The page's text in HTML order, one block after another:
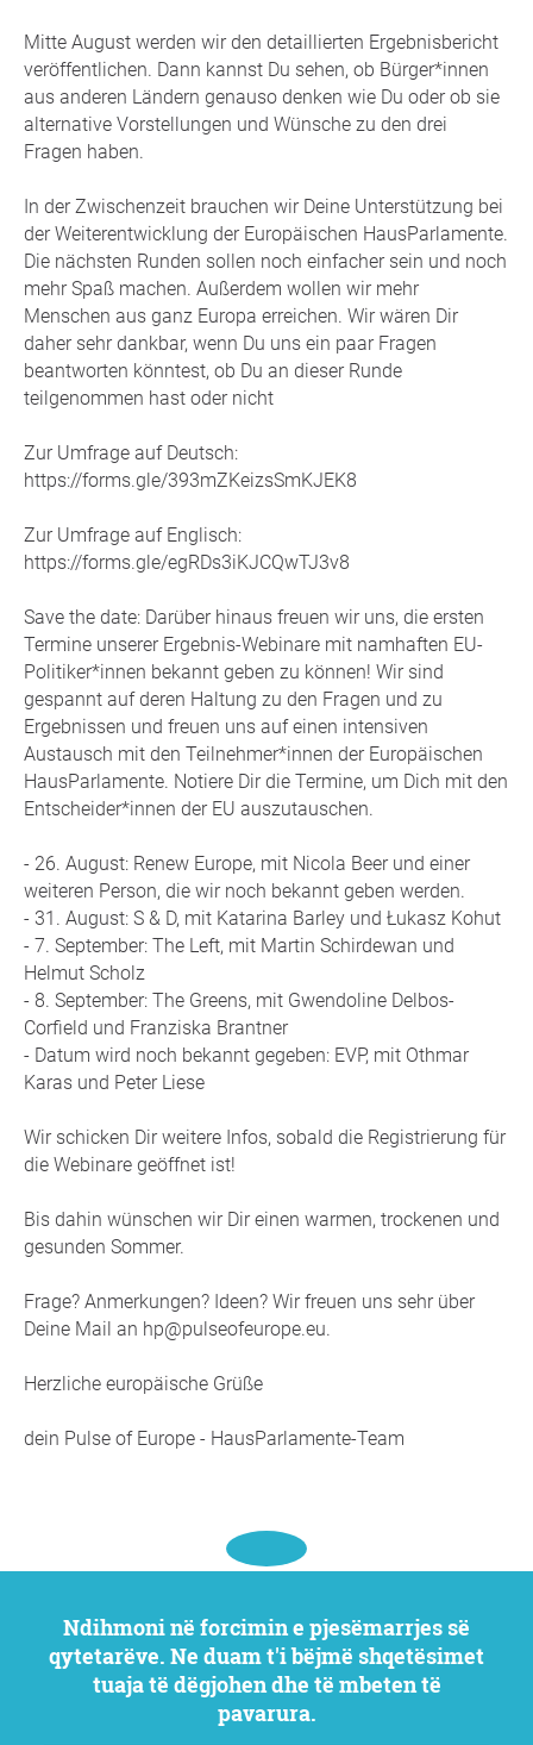
Mitte August werden wir den detaillierten Ergebnisbericht
veröffentlichen. Dann kannst Du sehen, ob Bürger*innen
aus anderen Ländern genauso denken wie Du oder ob sie
alternative Vorstellungen und Wünsche zu den drei
Fragen haben.
In der Zwischenzeit brauchen wir Deine Unterstützung bei
der Weiterentwicklung der Europäischen HausParlamente.
Die nächsten Runden sollen noch einfacher sein und noch
mehr Spaß machen. Außerdem wollen wir mehr
Menschen aus ganz Europa erreichen. Wir wären Dir
daher sehr dankbar, wenn Du uns ein paar Fragen
beantworten könntest, ob Du an dieser Runde
teilgenommen hast oder nicht
Zur Umfrage auf Deutsch:
https://forms.gle/393mZKeizsSmKJEK8
Zur Umfrage auf Englisch:
https://forms.gle/egRDs3iKJCQwTJ3v8
Save the date: Darüber hinaus freuen wir uns, die ersten
Termine unserer Ergebnis-Webinare mit namhaften EU-
Politiker*innen bekannt geben zu können! Wir sind
gespannt auf deren Haltung zu den Fragen und zu
Ergebnissen und freuen uns auf einen intensiven
Austausch mit den Teilnehmer*innen der Europäischen
HausParlamente. Notiere Dir die Termine, um Dich mit den
Entscheider*innen der EU auszutauschen.
- 26. August: Renew Europe, mit Nicola Beer und einer
weiteren Person, die wir noch bekannt geben werden.
- 31. August: S & D, mit Katarina Barley und Łukasz Kohut
- 7. September: The Left, mit Martin Schirdewan und
Helmut Scholz
- 8. September: The Greens, mit Gwendoline Delbos-
Corfield und Franziska Brantner
- Datum wird noch bekannt gegeben: EVP, mit Othmar
Karas und Peter Liese
Wir schicken Dir weitere Infos, sobald die Registrierung für
die Webinare geöffnet ist!
Bis dahin wünschen wir Dir einen warmen, trockenen und
gesunden Sommer.
Frage? Anmerkungen? Ideen? Wir freuen uns sehr über
Deine Mail an hp@pulseofeurope.eu.
Herzliche europäische Grüße
dein Pulse of Europe - HausParlamente-Team
Ndihmoni në forcimin e pjesëmarrjes së
qytetarëve. Ne duam t'i bëjmë shqetësimet
tuaja të dëgjohen dhe të mbeten të
pavarura.